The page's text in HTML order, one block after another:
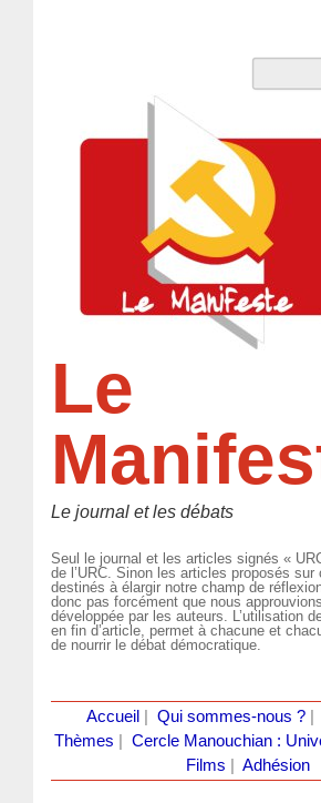
Le
Le journal et les débats
Seul le journal et les articles signés «
de l’URC. Sinon les articles proposés
destinés à élargir notre champ de
donc pas forcément que nous
développée par les auteurs. L’utilisation
en fin d’article, permet à chacune et
de nourrir le débat démocratique.
Accueil Qui sommes-nous ?|
Thèmes
Cercle Manouchian :
Films
Adhésion